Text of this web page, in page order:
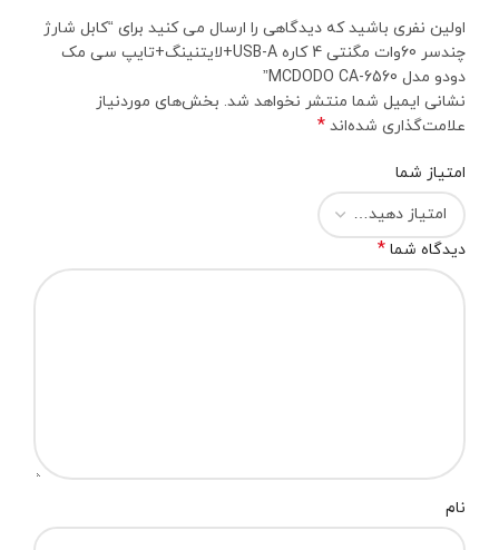
اولین نفری باشید که دیدگاهی را ارسال می کنید برای “کابل شارژ
چندسر 60وات مگنتی 4 کاره USB-A+لایتنینگ+تایپ سی مک
دودو مدل MCDODO CA-6560”
نشانی ایمیل شما منتشر نخواهد شد. بخش‌های موردنیاز
علامت‌گذاری شده‌اند *
امتیاز شما
دیدگاه شما *
نام